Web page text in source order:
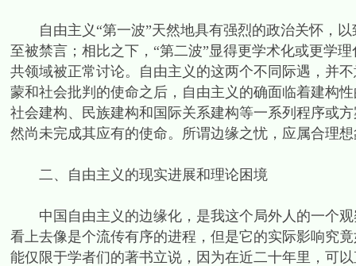
自由主义“第一波”天然地具有强烈的政治关怀，以
至被禁言；相比之下，“第二波”显得更学术化或更学
共领域被正常讨论。自由主义的这两个不同际遇，并
蒙和社会批判的使命之后，自由主义的确面临着建构
社会建构、民族建构和国际关系建构等一系列程序或
然尚未完成其应有的使命。所谓边缘之忧，应属合理
二、自由主义的现实进展和理论困境
中国自由主义的边缘化，是我这个局外人的一个观
看上去像是个流传有序的进程，但是它的实际影响究
能仅限于学者们的著书立说，因为在近二十年里，可